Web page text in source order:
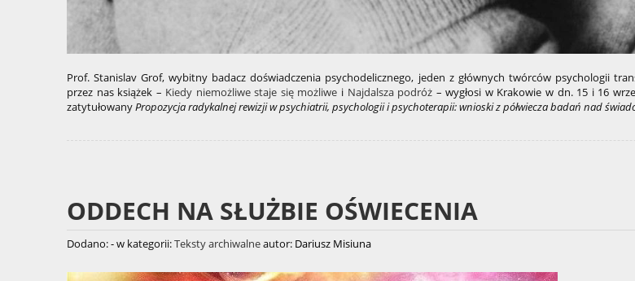
Prof. Stanislav Grof, wybitny badacz doświadczenia psychodelicznego, jeden z głównych twórców psychologii
przez nas książek – Kiedy niemożliwe staje się możliwe i Najdalsza podróż – wygłosi w Krakowie w dn. 15 i 16
zatytułowanyPropozycja radykalnej rewizji w psychiatrii, psychologii i psychoterapii: wnioski z półwiecza badań nad
ODDECH NA SŁUŻBIE OŚWIECENIA
Dodano:-w kategorii:Teksty archiwalneautor: Dariusz Misiuna